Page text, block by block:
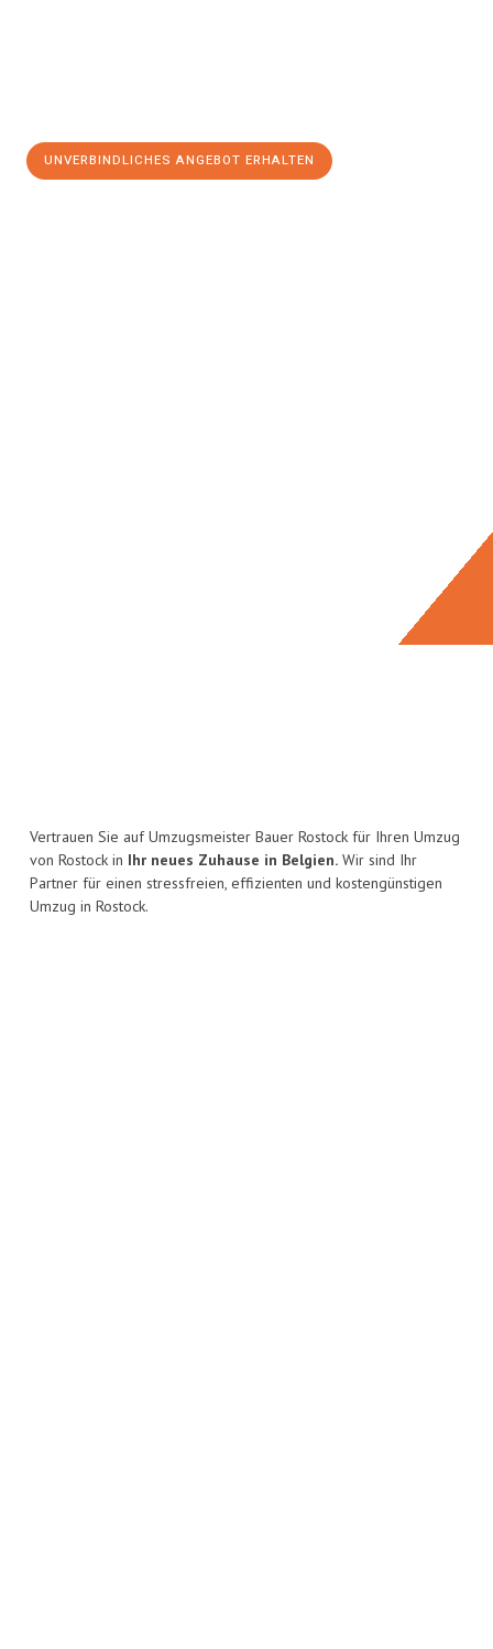
UNVERBINDLICHES ANGEBOT ERHALTEN
Vertrauen Sie auf Umzugsmeister Bauer Rostock für Ihren Umzug
von Rostock in Ihr neues Zuhause in Belgien. Wir sind Ihr
Partner für einen stressfreien, effizienten und kostengünstigen
Umzug in Rostock.